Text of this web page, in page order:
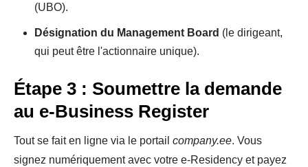
(UBO).
Désignation du Management Board (le dirigeant,
qui peut être l'actionnaire unique).
Étape 3 : Soumettre la demande
au e-Business Register
Tout se fait en ligne via le portail company.ee. Vous
signez numériquement avec votre e-Residency et payez